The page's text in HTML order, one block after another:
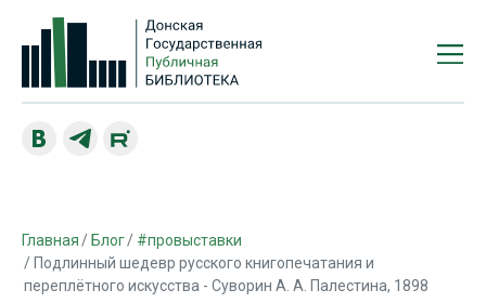
Главная Блог
#провыставки
Подлинный шедевр русского книгопечатания и
переплётного искусства - Суворин А. А. Палестина, 1898